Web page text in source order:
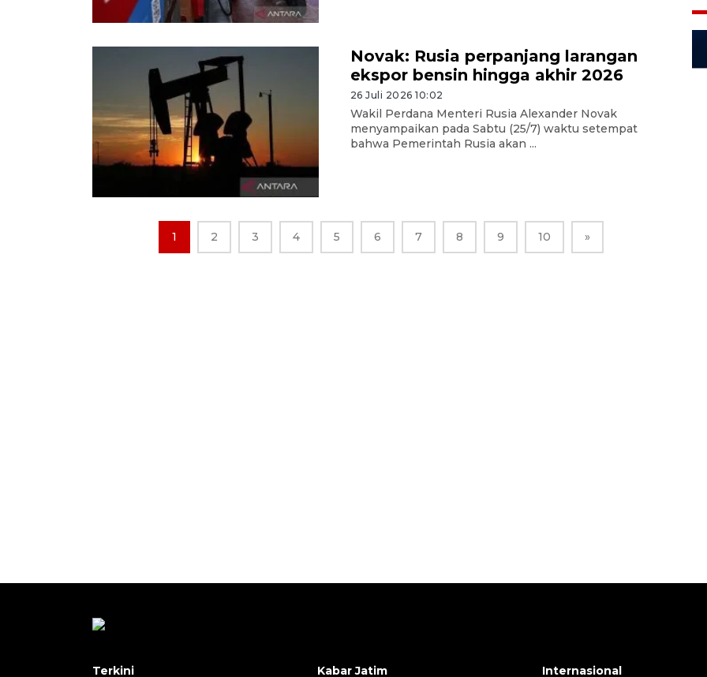
Novak: Rusia perpanjang larangan
ekspor bensin hingga akhir 2026
26 Juli 2026 10:02
Wakil Perdana Menteri Rusia Alexander Novak
menyampaikan pada Sabtu (25/7) waktu setempat
bahwa Pemerintah Rusia akan ...
1 2 3 4 5 6 7 8 9 10 »
Terkini Kabar Jatim Internasional